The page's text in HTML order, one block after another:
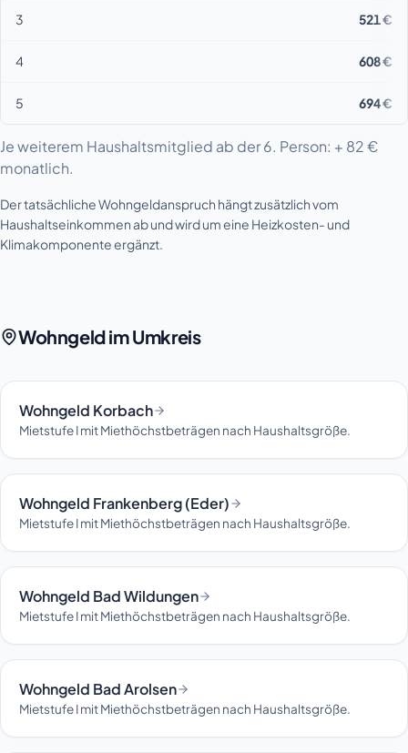
3 521 €
4 608 €
5 694 €
Je weiterem Haushaltsmitglied ab der 6. Person: + 82 €
monatlich.
Der tatsächliche Wohngeldanspruch hängt zusätzlich vom
Haushaltseinkommen ab und wird um eine Heizkosten- und
Klimakomponente ergänzt.
Wohngeld im Umkreis
Wohngeld Korbach
Mietstufe I mit Miethöchstbeträgen nach Haushaltsgröße.
Wohngeld Frankenberg (Eder)
Mietstufe I mit Miethöchstbeträgen nach Haushaltsgröße.
Wohngeld Bad Wildungen
Mietstufe I mit Miethöchstbeträgen nach Haushaltsgröße.
Wohngeld Bad Arolsen
Mietstufe I mit Miethöchstbeträgen nach Haushaltsgröße.